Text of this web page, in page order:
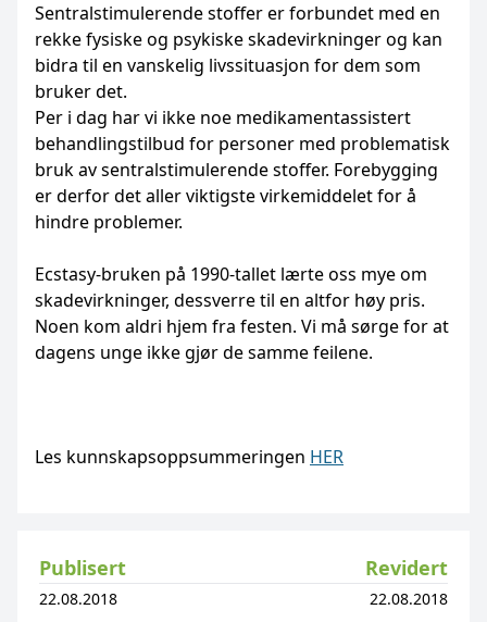
Sentralstimulerende stoffer er forbundet med en
rekke fysiske og psykiske skade­virkninger og kan
bidra til en vanskelig livs­situasjon for dem som
bruker det.
Per i dag har vi ikke noe medikament­assistert
behandlingstilbud for personer med problematisk
bruk av sentral­stimulerende ­stoffer. Forebygging
er derfor det aller ­viktigste virkemiddelet for å
hindre ­problemer.
Ecstasy-bruken på 1990-tallet lærte oss mye om
skadevirkninger, dessverre til en altfor høy pris.
Noen kom aldri hjem fra festen. Vi må sørge for at
dagens unge ikke gjør de samme feilene.
Les kunnskapsoppsummeringen HER
Publisert Revidert
22.08.2018 22.08.2018